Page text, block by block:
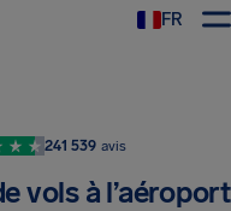
FR
241 539 avis
vols à l’aéroport